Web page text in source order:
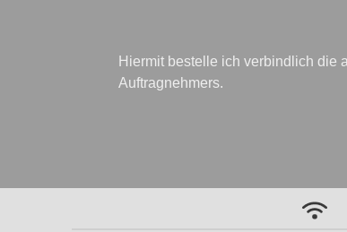
Hiermit bestelle ich verbindlich die
Auftragnehmers.